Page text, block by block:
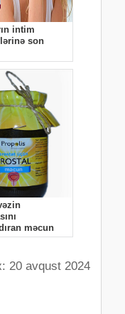
20 avqust 2024